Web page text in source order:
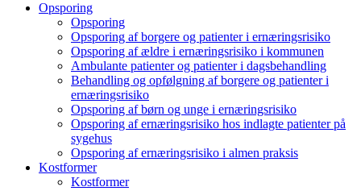
Opsporing
Opsporing
Opsporing af borgere og patienter i ernæringsrisiko
Opsporing af ældre i ernæringsrisiko i kommunen
Ambulante patienter og patienter i dagsbehandling
Behandling og opfølgning af borgere og patienter i
ernæringsrisiko
Opsporing af børn og unge i ernæringsrisiko
Opsporing af ernæringsrisiko hos indlagte patienter på
sygehus
Opsporing af ernæringsrisiko i almen praksis
Kostformer
Kostformer